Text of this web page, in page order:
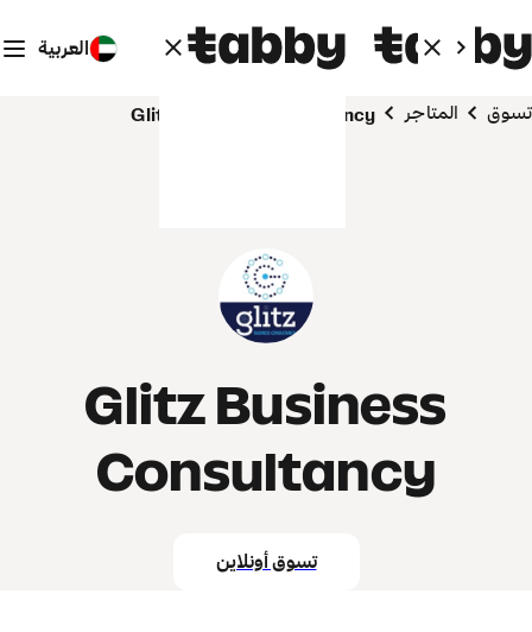
العربية
تسوق المتاجر Glitz Business Consultancy
Glitz Business
Consultancy
تسوق أونلاين